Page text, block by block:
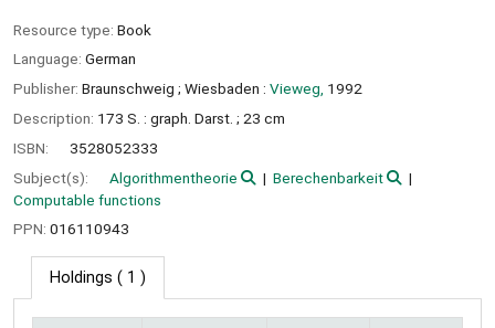
Resource type: Book
Language: German
Publisher: Braunschweig ; Wiesbaden : Vieweg, 1992
Description: 173 S. : graph. Darst. ; 23 cm
ISBN:
3528052333
Subject(s):
Algorithmentheorie
Berechenbarkeit
Computable functions
PPN: 016110943
Holdings ( 1 )